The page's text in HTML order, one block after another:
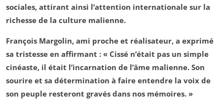
sociales, attirant ainsi l’attention internationale sur la
richesse de la culture malienne.
François Margolin, ami proche et réalisateur, a exprimé
sa tristesse en affirmant : « Cissé n’était pas un simple
cinéaste, il était l’incarnation de l’âme malienne. Son
sourire et sa détermination à faire entendre la voix de
son peuple resteront gravés dans nos mémoires. »